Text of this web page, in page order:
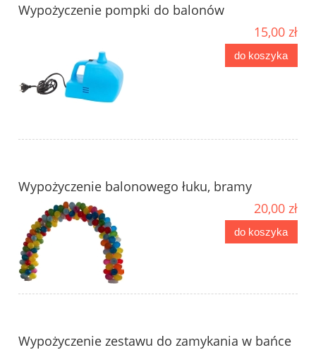
Wypożyczenie pompki do balonów
15,00 zł
do koszyka
Wypożyczenie balonowego łuku, bramy
20,00 zł
do koszyka
Wypożyczenie zestawu do zamykania w bańce